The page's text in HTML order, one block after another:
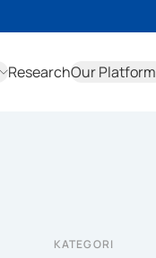
ResearchOur Platform
KATEGORI